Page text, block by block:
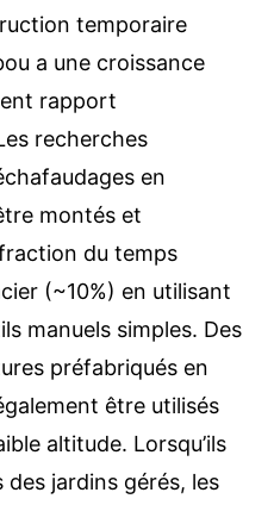
temporaire
a une croissance
rapport
recherches
en
montés et
du temps
(~10%) en utilisant
manuels simples. Des
préfabriqués en
être utilisés
altitude. Lorsqu’ils
jardins gérés, les